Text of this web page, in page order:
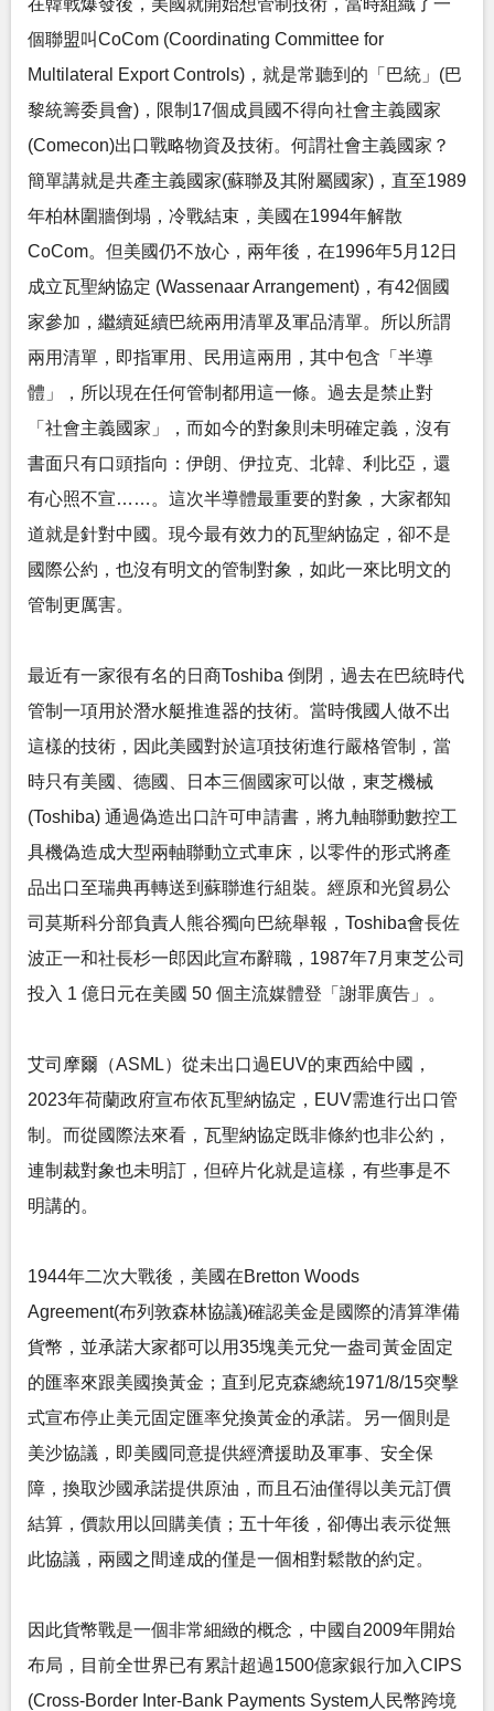
在韓戰爆發後，美國就開始想管制技術，當時組織了一
個聯盟叫CoCom (Coordinating Committee for
Multilateral Export Controls)，就是常聽到的「巴統」(巴
黎統籌委員會)，限制17個成員國不得向社會主義國家
(Comecon)出口戰略物資及技術。何謂社會主義國家？
簡單講就是共產主義國家(蘇聯及其附屬國家)，直至1989
年柏林圍牆倒塌，冷戰結束，美國在1994年解散
CoCom。但美國仍不放心，兩年後，在1996年5月12日
成立瓦聖納協定 (Wassenaar Arrangement)，有42個國
家參加，繼續延續巴統兩用清單及軍品清單。所以所謂
兩用清單，即指軍用、民用這兩用，其中包含「半導
體」，所以現在任何管制都用這一條。過去是禁止對
「社會主義國家」，而如今的對象則未明確定義，沒有
書面只有口頭指向：伊朗、伊拉克、北韓、利比亞，還
有心照不宣……。這次半導體最重要的對象，大家都知
道就是針對中國。現今最有效力的瓦聖納協定，卻不是
國際公約，也沒有明文的管制對象，如此一來比明文的
管制更厲害。
最近有一家很有名的日商Toshiba 倒閉，過去在巴統時代
管制一項用於潛水艇推進器的技術。當時俄國人做不出
這樣的技術，因此美國對於這項技術進行嚴格管制，當
時只有美國、德國、日本三個國家可以做，東芝機械
(Toshiba) 通過偽造出口許可申請書，將九軸聯動數控工
具機偽造成大型兩軸聯動立式車床，以零件的形式將產
品出口至瑞典再轉送到蘇聯進行組裝。經原和光貿易公
司莫斯科分部負責人熊谷獨向巴統舉報，Toshiba會長佐
波正一和社長杉一郎因此宣布辭職，1987年7月東芝公司
投入 1 億日元在美國 50 個主流媒體登「謝罪廣告」。
艾司摩爾（ASML）從未出口過EUV的東西給中國，
2023年荷蘭政府宣布依瓦聖納協定，EUV需進行出口管
制。而從國際法來看，瓦聖納協定既非條約也非公約，
連制裁對象也未明訂，但碎片化就是這樣，有些事是不
明講的。
1944年二次大戰後，美國在Bretton Woods
Agreement(布列敦森林協議)確認美金是國際的清算準備
貨幣，並承諾大家都可以用35塊美元兌一盎司黃金固定
的匯率來跟美國換黃金；直到尼克森總統1971/8/15突擊
式宣布停止美元固定匯率兌換黃金的承諾。另一個則是
美沙協議，即美國同意提供經濟援助及軍事、安全保
障，換取沙國承諾提供原油，而且石油僅得以美元訂價
結算，價款用以回購美債；五十年後，卻傳出表示從無
此協議，兩國之間達成的僅是一個相對鬆散的約定。
因此貨幣戰是一個非常細緻的概念，中國自2009年開始
布局，目前全世界已有累計超過1500億家銀行加入CIPS
(Cross-Border Inter-Bank Payments System人民幣跨境